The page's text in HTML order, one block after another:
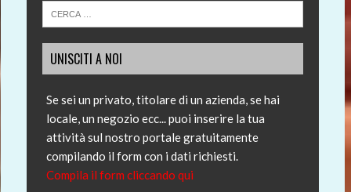
UNISCITI A NOI
Se sei un privato, titolare di un azienda, se hai
locale, un negozio ecc... puoi inserire la tua
attività sul nostro portale gratuitamente
compilando il form con i dati richiesti.
Compila il form cliccando qui